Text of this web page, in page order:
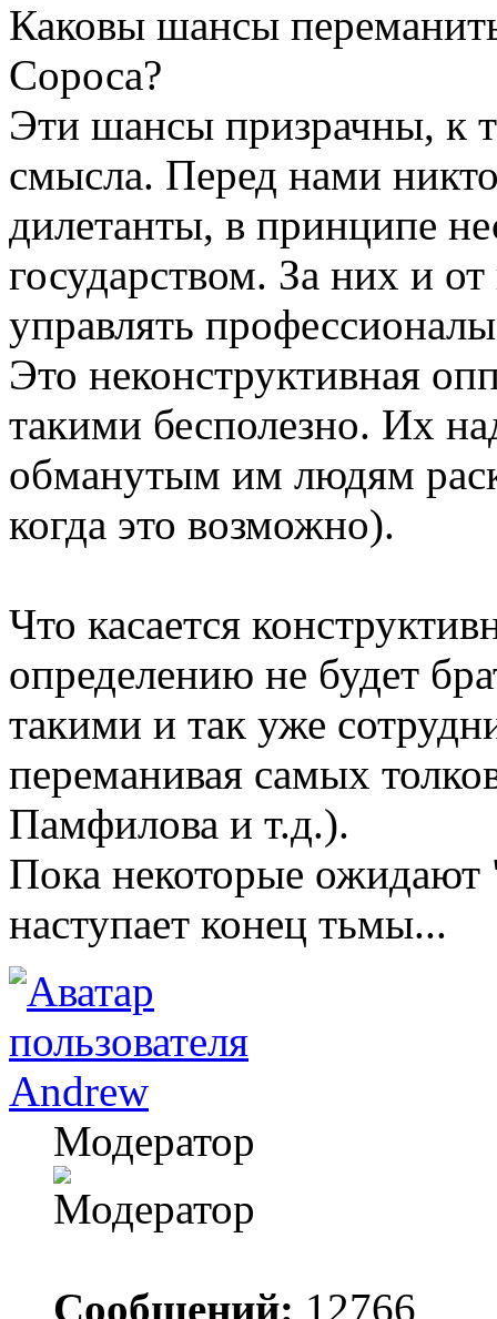
Каковы шансы
Сороса?
Эти шансы призрачны, к
смысла. Перед нами
дилетанты, в принципе
государством. За них и
управлять
Это неконструктивная
такими бесполезно. Их
обманутым им людям
когда это возможно).
Что касается
определению не будет
такими и так уже
переманивая самых
Памфилова и т.д.).
Пока некоторые ожидают
наступает конец тьмы...
Andrew
Модератор
Сообщений: 12766